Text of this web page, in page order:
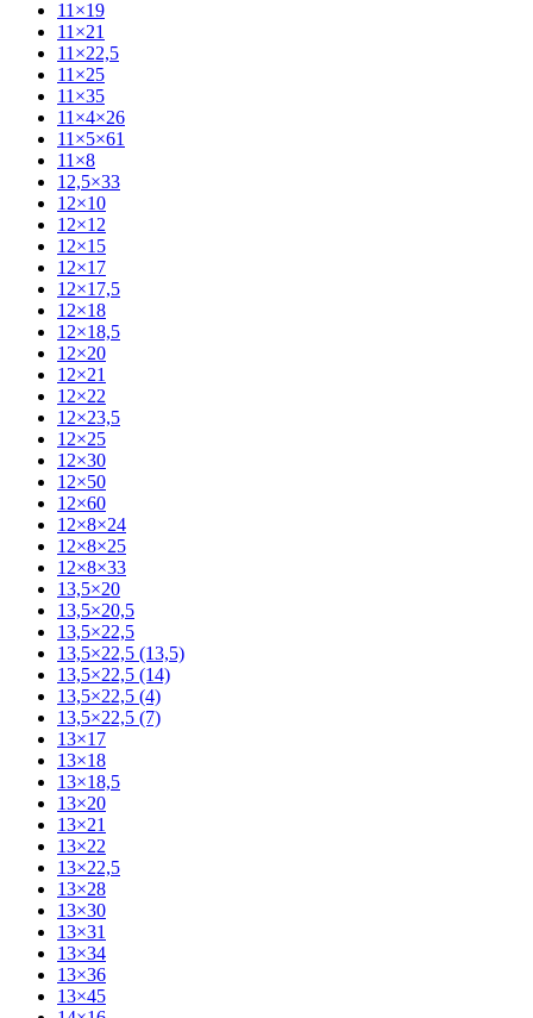
11×19
11×21
11×22,5
11×25
11×35
11×4×26
11×5×61
11×8
12,5×33
12×10
12×12
12×15
12×17
12×17,5
12×18
12×18,5
12×20
12×21
12×22
12×23,5
12×25
12×30
12×50
12×60
12×8×24
12×8×25
12×8×33
13,5×20
13,5×20,5
13,5×22,5
13,5×22,5 (13,5)
13,5×22,5 (14)
13,5×22,5 (4)
13,5×22,5 (7)
13×17
13×18
13×18,5
13×20
13×21
13×22
13×22,5
13×28
13×30
13×31
13×34
13×36
13×45